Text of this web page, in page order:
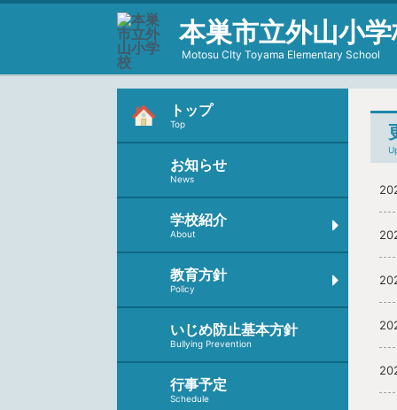
本巣市立外山小
Motosu CIty Toyama Elementary School
トップ
Top
お知らせ
News
学校紹介
About
教育方針
Policy
いじめ防止基本方針
Bullying Prevention
行事予定
Schedule